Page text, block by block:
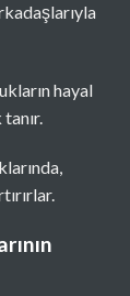
hayal